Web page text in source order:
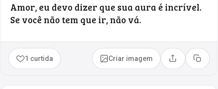
Amor, eu devo dizer que sua aura é incrível.
Se você não tem que ir, não vá.
1 curtida Criar imagem Compartilhar
Copiar